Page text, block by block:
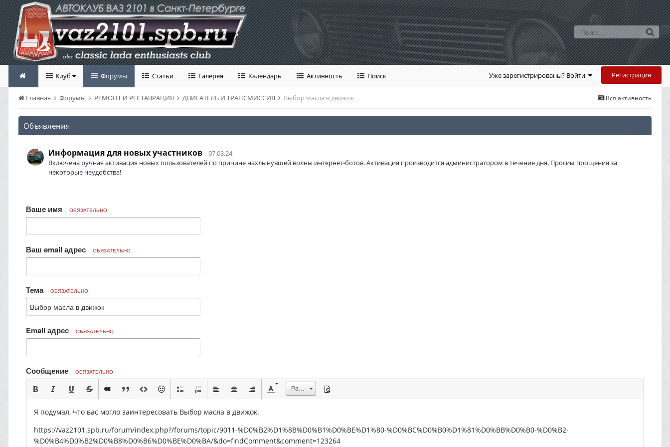
Уже зарегистрированы? Войти Регистрация
Клуб Форумы Статьи Галерея Календарь Активность Поиск
Вся активность
Главная Форумы РЕМОНТ И РЕСТАВРАЦИЯ ДВИГАТЕЛЬ И ТРАНСМИССИЯ Выбор масла в движок
Объявления
Информация для новых участников
07.03.24
Включена ручная активация новых пользователей по причине нахлынувшей волны интернет-ботов. Активация производится администратором в течение дня. Просим прощения за
некоторые неудобства!
Ваше имя ОБЯЗАТЕЛЬНО
Ваш email адрес ОБЯЗАТЕЛЬНО
Тема ОБЯЗАТЕЛЬНО
Email адрес ОБЯЗАТЕЛЬНО
Сообщение ОБЯЗАТЕЛЬНО
Размер
Я подумал, что вас могло заинтересовать Выбор масла в движок.
https://vaz2101.spb.ru/forum/index.php?/forums/topic/9011-%D0%B2%D1%8B%D0%B1%D0%BE%D1%80-%D0%BC%D0%B0%D1%81%D0%BB%D0%B0-%D0%B2-
%D0%B4%D0%B2%D0%B8%D0%B6%D0%BE%D0%BA/&do=findComment&comment=123264